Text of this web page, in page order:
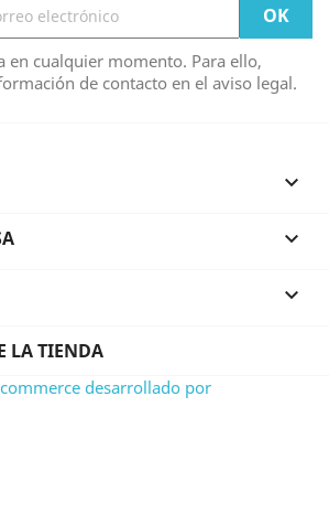
en cualquier momento. Para ello,
de contacto en el aviso legal.



LA TIENDA
desarrollado por